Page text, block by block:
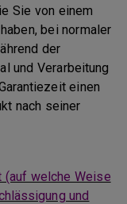
Sie von einem
bei normaler
der
und Verarbeitung
einen
nach seiner
(auf welche Weise
und